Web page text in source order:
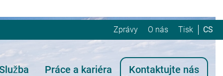
Zprávy O nás Tisk CS
Práce a kariéra Kontaktujte nás